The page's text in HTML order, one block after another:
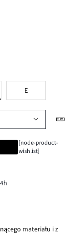
E
[node-product-
wishlist]
materiału i z